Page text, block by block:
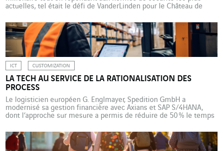
actuelles, tel était le défi de VanderLinden pour le Château de
Pays-Bas a choisi une approche fondée sur une solution
technique hybride. Bâti il y a près d’un millénaire, le […]
ICT CUSTOMIZATION
LA TECH AU SERVICE DE LA RATIONALISATION DES
PROCESS
Le logisticien européen G. Englmayer, Spedition GmbH a
modernisé sa gestion financière avec Axians et SAP S/4HANA,
dont l’approche sur mesure a permis de réduire de 50 % le temps
transparence des process. Depuis plus de cent soixante ans, G.
Englmayer, Spedition GmbH évolue dans le secteur du […]